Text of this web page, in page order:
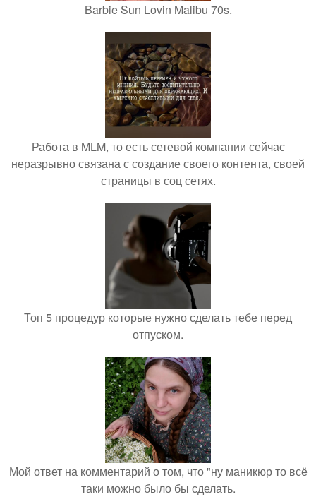
Barbie Sun Lovin Malibu 70s.
Работа в MLM, то есть сетевой компании сейчас
неразрывно связана с создание своего контента, своей
страницы в соц сетях.
Топ 5 процедур которые нужно сделать тебе перед
отпуском.
Мой ответ на комментарий о том, что "ну маникюр то всё
таки можно было бы сделать.